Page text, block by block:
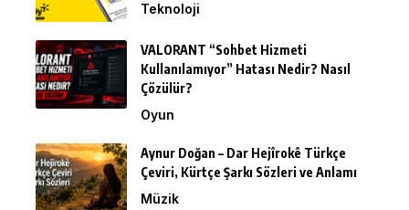
Teknoloji
VALORANT “Sohbet Hizmeti
Kullanılamıyor” Hatası Nedir? Nasıl
Çözülür?
Oyun
Aynur Doğan – Dar Hejîrokê Türkçe
Çeviri, Kürtçe Şarkı Sözleri ve Anlamı
Müzik